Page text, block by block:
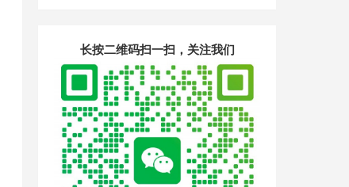
长按二维码扫一扫，关注我们